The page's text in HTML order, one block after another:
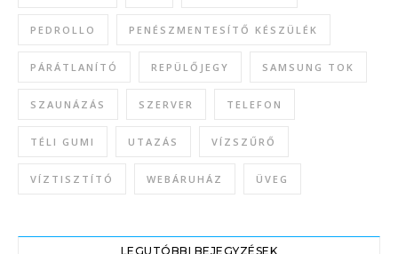
PEDROLLO PENÉSZMENTESÍTŐ KÉSZÜLÉK
PÁRÁTLANÍTÓ REPÜLŐJEGY SAMSUNG TOK
SZAUNÁZÁS SZERVER TELEFON
TÉLI GUMI UTAZÁS VÍZSZŰRŐ
VÍZTISZTÍTÓ WEBÁRUHÁZ ÜVEG
LEGUTÓBBI BEJEGYZÉSEK